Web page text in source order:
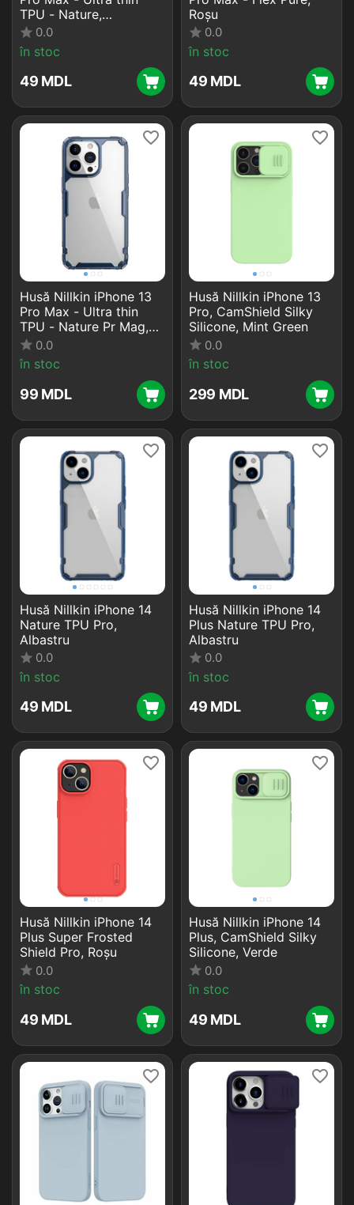
TPU - Nature,
Transparent
0.0
în stoc
‍49‍ MDL
Roșu
0.0
în stoc
‍49‍ MDL
Husă Nillkin iPhone 13
Pro Max - Ultra thin
TPU - Nature Pr Mag,
Albastru
0.0
în stoc
‍99‍ MDL
Husă Nillkin iPhone 13
Pro, CamShield Silky
Silicone, Mint Green
0.0
în stoc
‍299‍ MDL
Husă Nillkin iPhone 14
Nature TPU Pro,
Albastru
0.0
în stoc
‍49‍ MDL
Husă Nillkin iPhone 14
Plus Nature TPU Pro,
Albastru
0.0
în stoc
‍49‍ MDL
Husă Nillkin iPhone 14
Plus Super Frosted
Shield Pro, Roșu
0.0
în stoc
‍49‍ MDL
Husă Nillkin iPhone 14
Plus, CamShield Silky
Silicone, Verde
0.0
în stoc
‍49‍ MDL